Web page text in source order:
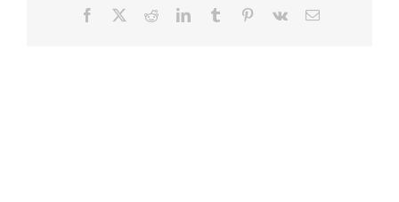
Facebook RedditLinkedInTumblr Pinterest
Vk Email: